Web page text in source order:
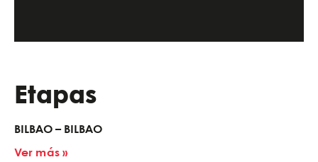
Etapas
BILBAO – BILBAO
Ver más »